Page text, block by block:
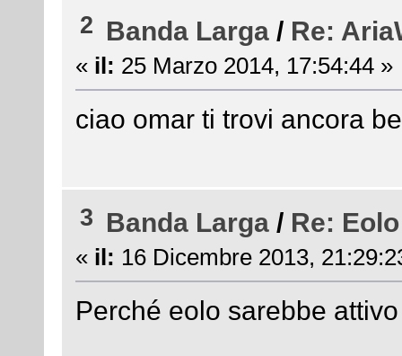
2 Banda Larga / Re:
« il: 25 Marzo 2014, 17:54:44 »
ciao omar ti trovi ancora
3 Banda Larga / Re:
« il: 16 Dicembre 2013,
Perché eolo sarebbe